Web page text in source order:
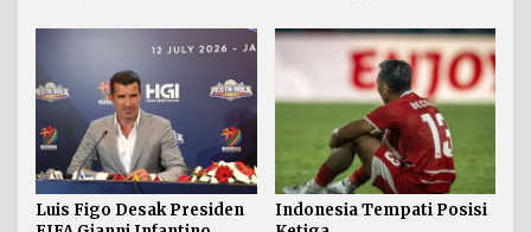
Luis Figo Desak Presiden
Indonesia Tempati Posisi